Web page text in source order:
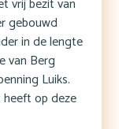
gebouwd
in de lengte
van Berg
Luiks.
op deze